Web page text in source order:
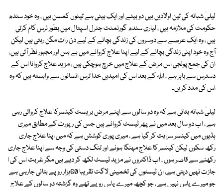
لیلیٰ شبانہ کی تین اولادیں ہیں دو بیٹے اور ایک بیٹی ہے تینوں کمسن ہیں ، وہ خود سندھ
حکومت کی ملازمہ ہیں ، لیاری سندھ گورنمنٹ جنرل اسپتال میں بطور نرس کام کرتی
ہیں ، وہ ایک عرصے سے دوسروں کی زندگی بچانے کے لیے دن رات مگن رہتی ہیں لیکن
آج وہ خود اپنی زندگی بچانے کے لیے اپنا علاج کروانے میں بے بس اور مجبور نظر آتی ہیں،
ان کی جمع پونجی اس مرض کے علاج میں خرچ ہوچکی ہیں ، مزید علاج کروانا اس کے
دسترس سے باہر ہے ، اللہ کے بعد اس کی امیدیں خدا ترس انسانوں سے وابستہ ہیں کہ وہ
اس کی مدد کریں۔
لیلیٰ شبانہ بتاتی ہے کہ وہ دو سالوں سے اپنے مرض بریسٹ کینسرکا علاج کرواتی رہی
ہے ، اب دو سال بعد میں نے پھر ٹیسٹ کروائے ہیں جس کی رپورٹ کے مطابق میری
ہڈیوں میں کینسر سرایت کر گیا ہے ، میری پوری کوشش ہے کہ میں اپنا علاج جاری
رکھ سکوں لیکن کینسر کا علاج مہنگا ہونے اور تنگ دستی کی وجہ سے اپنا علاج جاری
رکھنے سے قاصر ہوں ، اب ڈاکٹروں نے مزید ٹیسٹ لکھ کر دیے ہیں مگر غربت اس کی ا
جازت نہیں دیتی ہے، ان ٹیسٹوں کی تخمینی لاگت تقریبا 60ہزار روپے بتائی جارہی ہے
جو میرے پاس نہیں ہے ، جو کچھ میرے پاس روپے تھے وہ گزشتہ دو سالوں کے علاج